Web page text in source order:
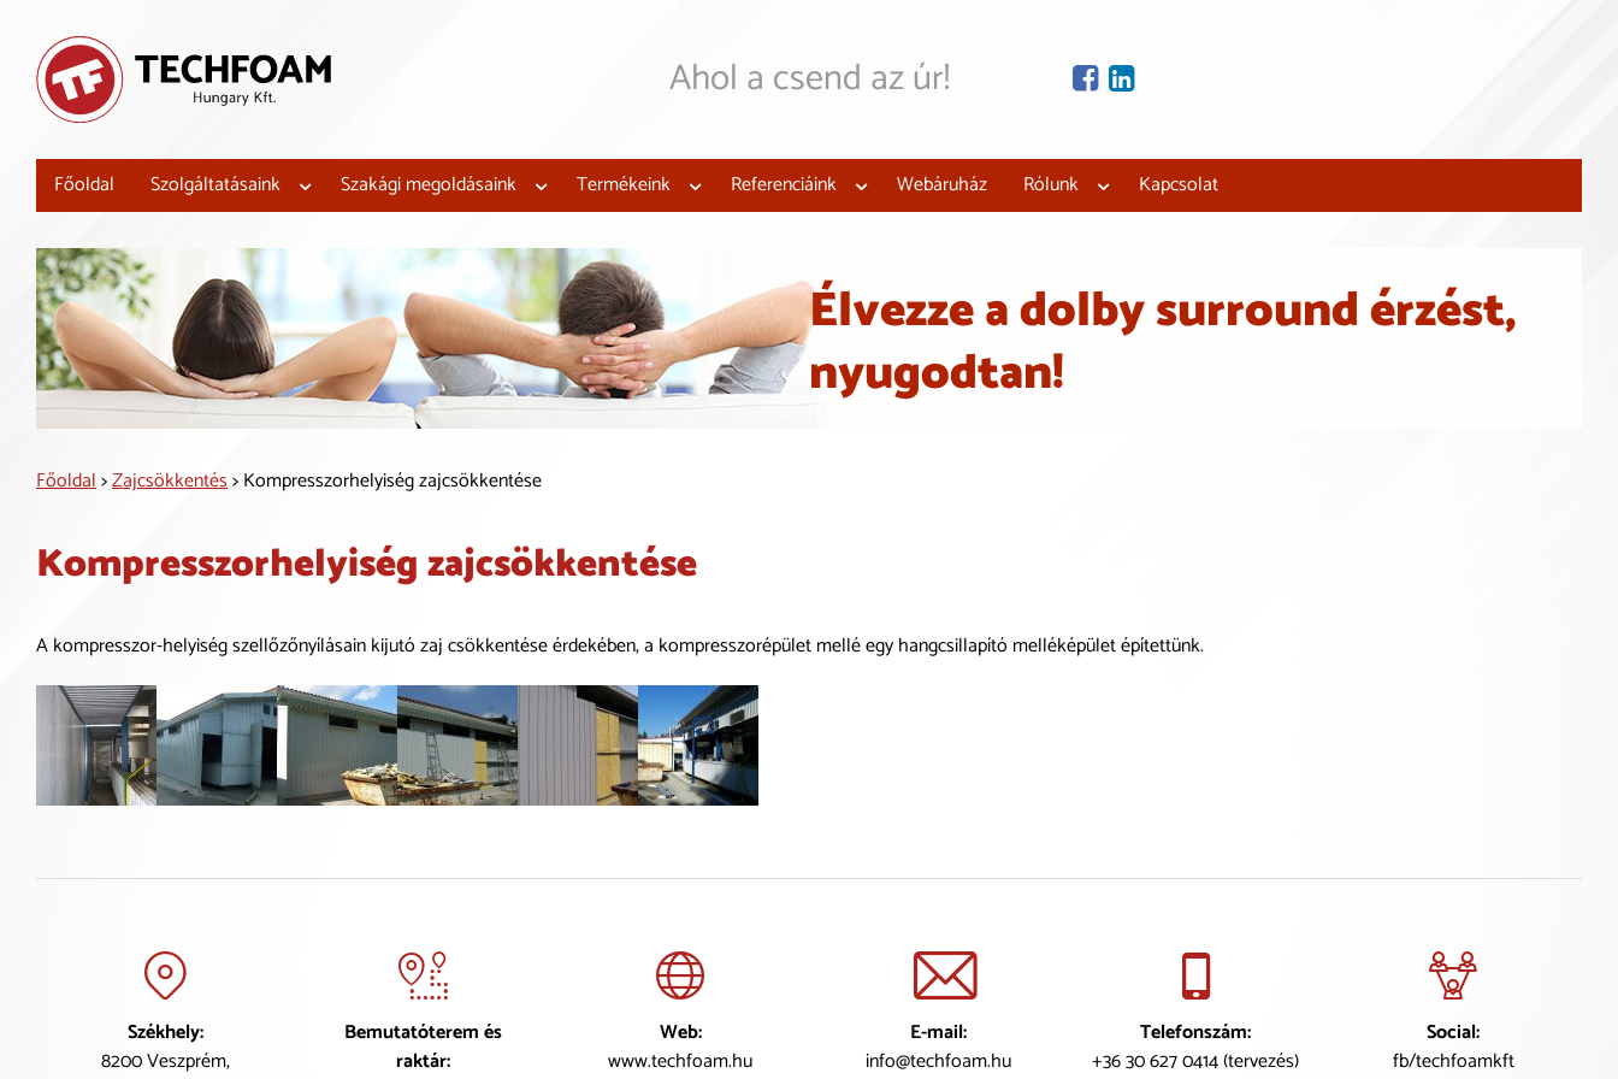
Ahol a csend az úr!
Főoldal Szolgáltatásaink Szakági megoldásaink Termékeink Referenciáink Webáruház Rólunk Kapcsolat
Élvezze a dolby surround érzést,
nyugodtan!
Hangszigeteljen az új lakásfelújítási
támogatással!
Mi megtervezzük, legyártjuk és beépítjük!
Főoldal>Zajcsökkentés> Kompresszorhelyiség zajcsökkentése
Kompresszorhelyiség zajcsökkentése
A kompresszor-helyiség szellőzőnyílásain kijutó zaj csökkentése érdekében, a kompresszorépület mellé egy hangcsillapító melléképület építettünk.
Székhely:
8200 Veszprém,
Bemutatóterem és
raktár:
Web:
www.techfoam.hu
E-mail:
info@techfoam.hu
Telefonszám:
+36 30 627 0414 (tervezés)
Social:
fb/techfoamkft